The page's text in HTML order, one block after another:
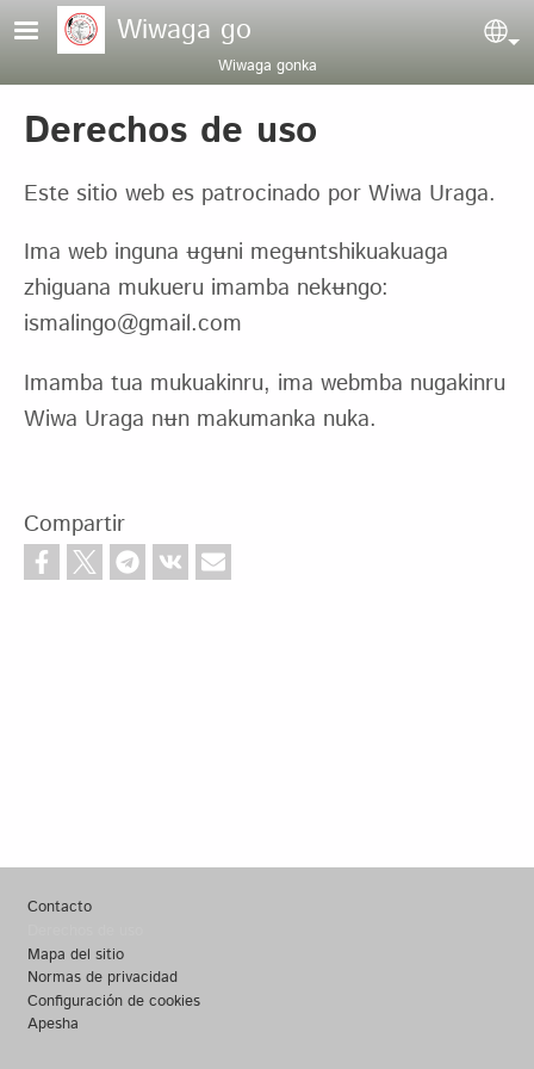
Pasar al contenido principal
Wiwaga go
Wiwaga gonka
Derechos de uso
Este sitio web es patrocinado por Wiwa Uraga.
Ima web inguna ʉgʉni megʉntshikuakuaga
zhiguana mukueru imamba nekʉngo:
ismalingo@gmail.com
Imamba tua mukuakinru, ima webmba nugakinru
Wiwa Uraga nʉn makumanka nuka.
Compartir
Footer
Contacto
Mapa del sitio
Normas de privacidad
Configuración de cookies
Apesha